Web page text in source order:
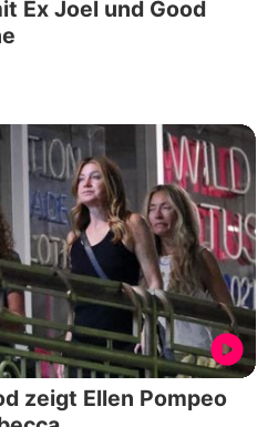
Ex Joel und Good
zeigt Ellen Pompeo